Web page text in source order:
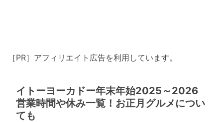
［PR］アフィリエイト広告を利用しています。
イトーヨーカドー年末年始2025～2026
営業時間や休み一覧！お正月グルメについ
ても